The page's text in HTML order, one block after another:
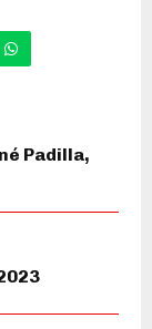
Padilla,